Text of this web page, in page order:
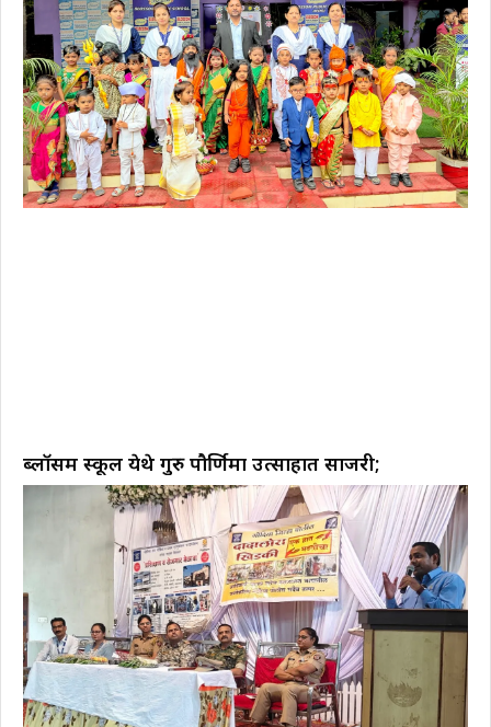
ब्लॉसम स्कूल येथे गुरु पौर्णिमा उत्साहात साजरी;